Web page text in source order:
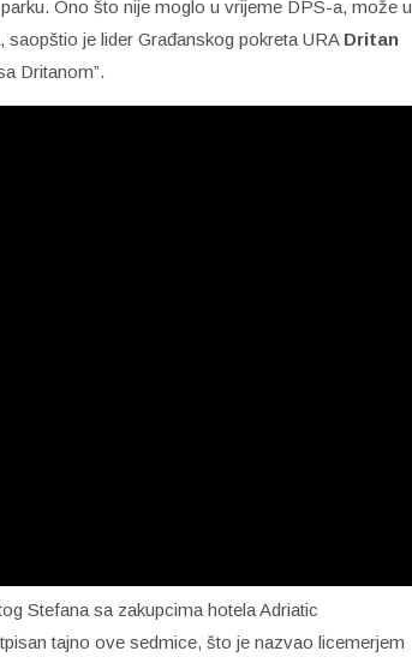
Ono što nije moglo u vrijeme DPS-a, može u
je lider Građanskog pokreta URA Dritan
Dritanom”.
Stefana sa zakupcima hotela Adriatic
tajno ove sedmice, što je nazvao licemerjem